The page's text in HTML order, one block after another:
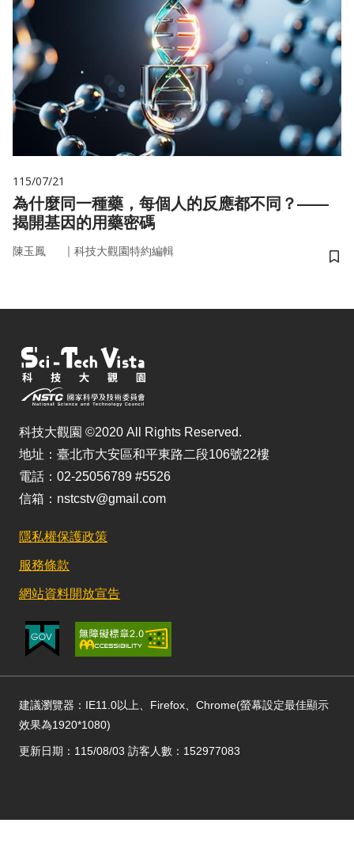
115/07/21
為什麼同一種藥，每個人的反應都不同？——
揭開基因的用藥密碼
陳玉鳳 ｜ 科技大觀園特約編輯
儲
科技大觀園 ©2020 All Rights Reserved.
地址：臺北市大安區和平東路二段106號22樓
電話：02-25056789 #5526
信箱：nstcstv@gmail.com
隱私權保護政策
服務條款
網站資料開放宣告
建議瀏覽器：IE11.0以上、Firefox、Chrome(螢幕設定最佳顯示
效果為1920*1080)
更新日期：115/08/03 訪客人數：152977083